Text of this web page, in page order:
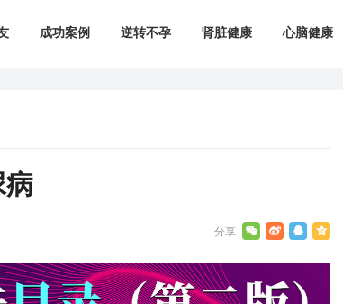
成功案例 逆转不孕 肾脏健康 心脑健康